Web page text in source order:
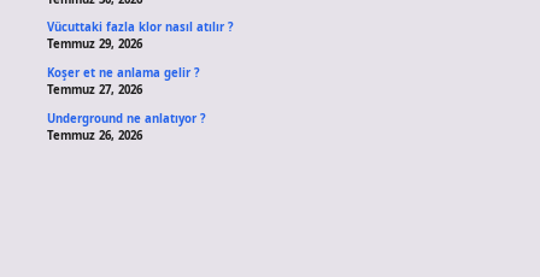
Vücuttaki fazla klor nasıl atılır ?
Temmuz 29, 2026
Koşer et ne anlama gelir ?
Temmuz 27, 2026
Underground ne anlatıyor ?
Temmuz 26, 2026